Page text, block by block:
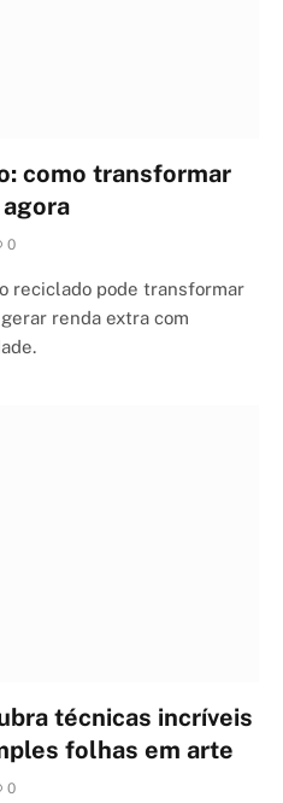
como transformar
0
reciclado pode transformar
renda extra com
técnicas incríveis
folhas em arte
0